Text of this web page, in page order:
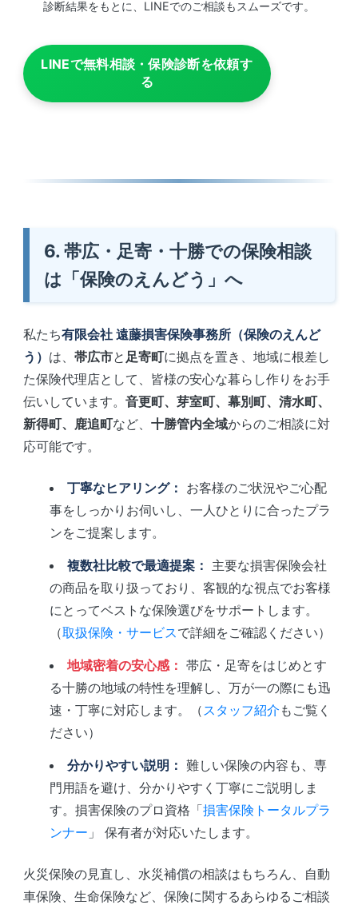
診断結果をもとに、LINEでのご相談もスムーズです。
LINEで無料相談・保険診断を依頼す
る
6. 帯広・足寄・十勝での保険相談
は「保険のえんどう」へ
私たち有限会社 遠藤損害保険事務所（保険のえんど
う） は、 帯広市と 足寄町に拠点を置き、地域に根差し
た保険代理店として、皆様の安心な暮らし作りをお手
伝いしています。 音更町、芽室町、幕別町、清水町、
新得町、鹿追町など、 十勝管内全域からのご相談に対
応可能です。
丁寧なヒアリング： お客様のご状況やご心配
事をしっかりお伺いし、一人ひとりに合ったプラ
ンをご提案します。
複数社比較で最適提案： 主要な損害保険会社
の商品を取り扱っており、客観的な視点でお客様
にとってベストな保険選びをサポートします。
（取扱保険・サービスで詳細をご確認ください）
地域密着の安心感： 帯広・足寄をはじめとす
る十勝の地域の特性を理解し、万が一の際にも迅
速・丁寧に対応します。（スタッフ紹介 もご覧く
ださい）
分かりやすい説明： 難しい保険の内容も、専
門用語を避け、分かりやすく丁寧にご説明しま
す。損害保険のプロ資格「損害保険トータルプラ
ンナー 」 保有者が対応いたします。
火災保険の見直し、水災補償の相談はもちろん、自動
車保険、生命保険など、保険に関するあらゆるご相談